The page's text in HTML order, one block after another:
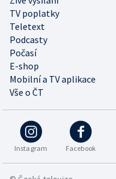
TV poplatky
Teletext
Podcasty
Počasí
E-shop
Mobilní a TV aplikace
Vše o ČT
Instagram Facebook